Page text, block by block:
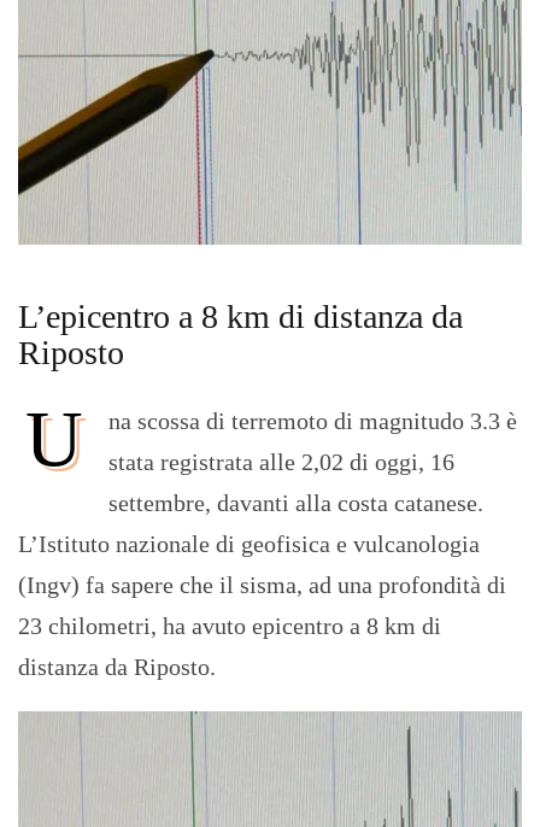
L’epicentro a 8 km di distanza da
Riposto
U
na scossa di terremoto di magnitudo 3.3 è
stata registrata alle 2,02 di oggi, 16
settembre, davanti alla costa catanese.
L’Istituto nazionale di geofisica e vulcanologia
(Ingv) fa sapere che il sisma, ad una profondità di
23 chilometri, ha avuto epicentro a 8 km di
distanza da Riposto.